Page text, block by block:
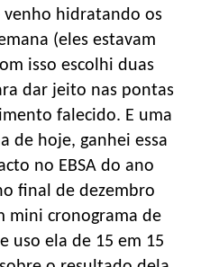
venho hidratando os
(eles estavam
isso escolhi duas
dar jeito nas pontas
falecido. E uma
de hoje, ganhei essa
no EBSA do ano
final de dezembro
mini cronograma de
uso ela de 15 em 15